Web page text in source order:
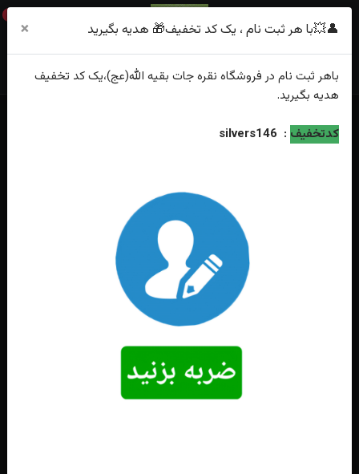
0
خانه
فهرست محصولات
ست انگشتر نقره عقیق سرخ خطی حکاکی یا علی یا زهرا طرح نیزه
👤💥با هر ثبت نام ، یک کد تخفیف🎁 هدیه بگیرید ×
باهر ثبت نام در فروشگاه نقره جات بقیه الله(عج)،یک کد تخفیف
هدیه بگیرید.
کدتخفیف :
silvers146